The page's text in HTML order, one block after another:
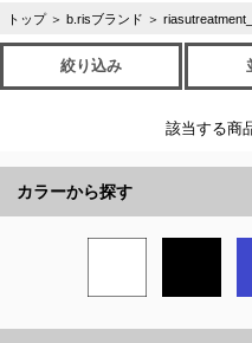
トップ ＞ b.risブランド ＞
絞り込み
該当する商
カラーから探す